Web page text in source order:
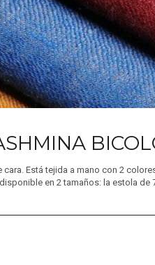
Está tejida a mano con 2
en 2 tamaños: la estola de